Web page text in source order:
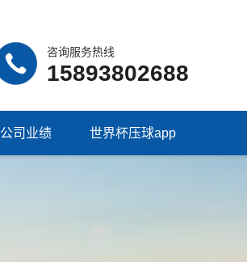
咨询服务热线
15893802688
公司业绩 世界杯压球app